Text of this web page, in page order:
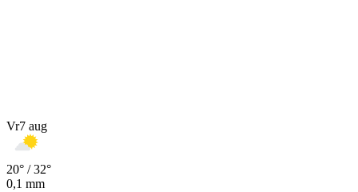
Vr7 aug
20° /32°
0,1 mm